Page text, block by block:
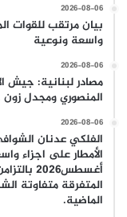
2026-08-06
بيان مرتقب للقوات
واسعة ونوعية
2026-08-06
مصادر لبنانية: جيش
المنصوري ومجدل
2026-08-06
المتفرقة متفاوتة
الماضية.